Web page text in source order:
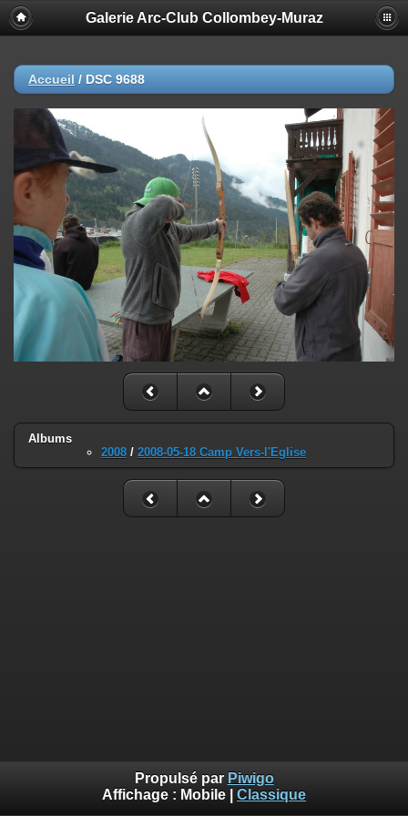
Galerie Arc-Club Collombey-Muraz
Accueil / DSC 9688
Albums
2008 / 2008-05-18 Camp Vers-l'Eglise
Propulsé par Piwigo
Affichage : Mobile Classique